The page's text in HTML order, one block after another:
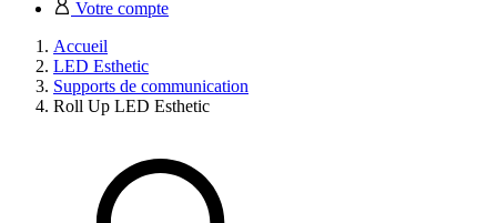
Votre compte
Accueil
LED Esthetic
Supports de communication
Roll Up LED Esthetic